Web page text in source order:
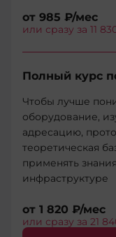
от 985 ₽/мес
или сразу за 11
Полный курс
Чтобы лучше
оборудование,
адресацию,
теоретическая
применять
инфраструктуре
от 1 820 ₽/мес
или сразу за 21